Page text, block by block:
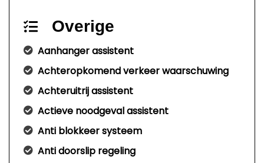
Overige
Aanhanger assistent
Achteropkomend verkeer waarschuwing
Achteruitrij assistent
Actieve noodgeval assistent
Anti blokkeer systeem
Anti doorslip regeling